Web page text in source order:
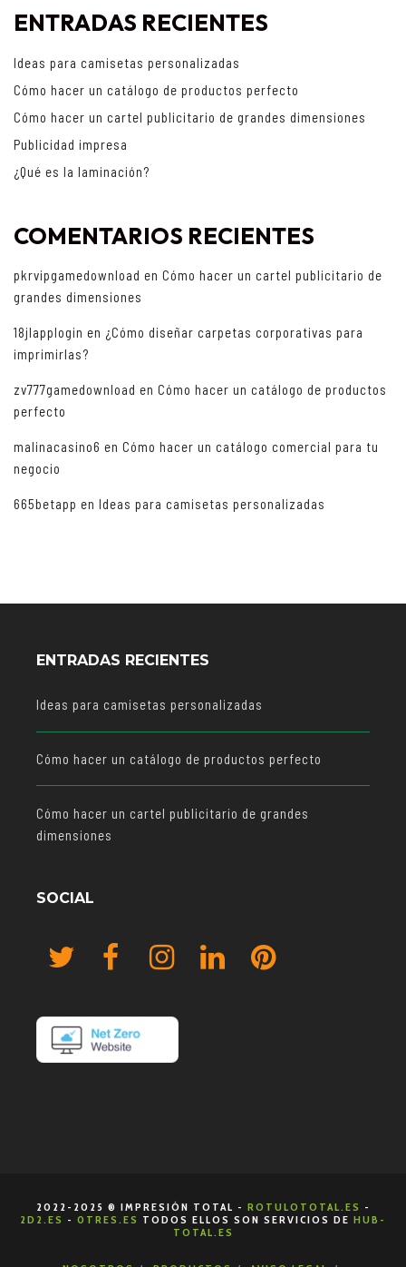
ENTRADAS RECIENTES
Ideas para camisetas personalizadas
Cómo hacer un catálogo de productos perfecto
Cómo hacer un cartel publicitario de grandes dimensiones
Publicidad impresa
¿Qué es la laminación?
COMENTARIOS RECIENTES
pkrvipgamedownload en Cómo hacer un cartel publicitario de
grandes dimensiones
18jlapplogin en ¿Cómo diseñar carpetas corporativas para
imprimirlas?
zv777gamedownload en Cómo hacer un catálogo de productos
perfecto
malinacasino6 en Cómo hacer un catálogo comercial para tu
negocio
665betapp en Ideas para camisetas personalizadas
ENTRADAS RECIENTES
Ideas para camisetas personalizadas
Cómo hacer un catálogo de productos perfecto
Cómo hacer un cartel publicitario de grandes
dimensiones
SOCIAL
2022-2025 ® IMPRESIÓN TOTAL - ROTULOTOTAL.ES -
2D2.ES - 0TRES.ES TODOS ELLOS SON SERVICIOS DE HUB-
TOTAL.ES